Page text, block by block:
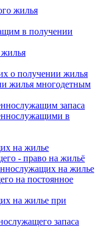
жилья
в получении
о получении жилья
жилья многодетным
запаса
в
на жилье
- право на жильё
на жилье
на постоянное
на жилье при
запаса